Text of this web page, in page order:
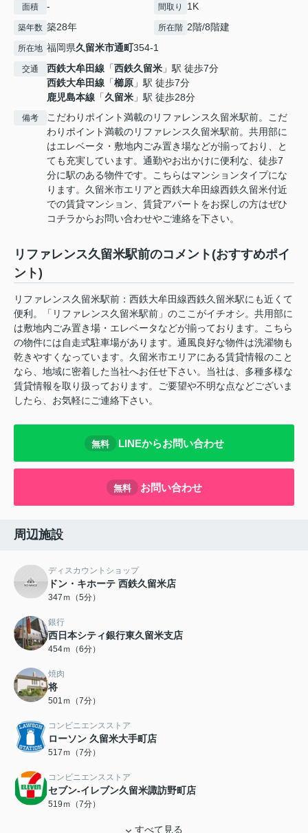
面積 - 間取り 1K
築年数 築28年 所在階 2階/8階建
所在地 福岡県久留米市通町354-1
交通 西鉄大牟田線 「西鉄久留米 」駅 徒歩7分
西鉄大牟田線 「櫛原 」駅 徒歩7分
鹿児島本線 「久留米 」駅 徒歩28分
備考
こだわりポイント満載のリファレンス久留米駅前。こだ
わりポイント満載のリファレンス久留米駅前。共用部に
はエレベータ・敷地内ごみ置き場などが揃っており、と
ても充実しています。通勤やお出かけに便利な、徒歩7
分に駅のある物件です。こちらはマンションタイプにな
ります。久留米市エリアと西鉄大牟田線西鉄久留米付近
での賃貸マンション、賃貸アパートをお探しの方はぜひ
コチラからお問い合わせやご連絡を下さい。
リファレンス久留米駅前のコメント(おすすめポイ
ント)
リファレンス久留米駅前：西鉄大牟田線西鉄久留米駅にも近くて
便利。「リファレンス久留米駅前」のここがイチオシ。共用部に
は敷地内ごみ置き場・エレベータなどが揃っております。こちら
の物件には自走式駐車場があります。通風良好な物件は洗濯物も
乾きやすくなっています。久留米市エリアにある賃貸情報のこと
なら、地域に密着した当社へお任せ下さい。当社は、多種多様な
賃貸情報を取り扱っております。ご要望や不明な点などございま
したら、お気軽にご連絡下さい。
無料 LINEからお問い合わせ
無料 お問い合わせ
周辺施設
ディスカウントショップ
ドン・キホーテ 西鉄久留米店
347ｍ（5分）
銀行
西日本シティ銀行東久留米支店
454ｍ（6分）
焼肉
将
501ｍ（7分）
コンビニエンスストア
ローソン 久留米大手町店
517ｍ（7分）
コンビニエンスストア
セブン-イレブン久留米諏訪野町店
519ｍ（7分）
すべて見る